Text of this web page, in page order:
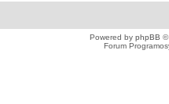
Powered by phpBB ©
Forum